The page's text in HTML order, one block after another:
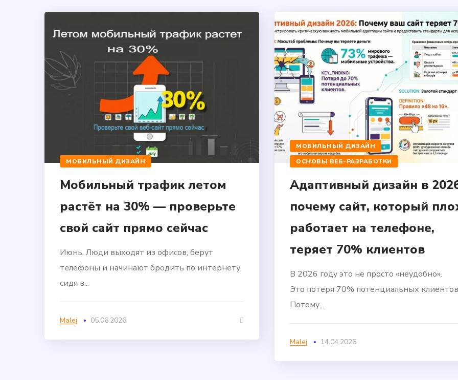
МОБИЛЬНЫЙ ДИЗАЙН
Мобильный трафик летом
растёт на 30% — проверьте
свой сайт прямо сейчас
Июнь. Люди выходят из офисов, берут
телефоны и начинают бродить по интернету,
сидя в...
Malej 05.06.2026
МОБИЛЬНЫЙ ДИЗАЙН
ОСНОВЫ ВЕБ-РАЗРАБОТКИ
Адаптивный дизайн в
почему сайт, который
работает на телефоне,
теряет 70% клиентов
В 2026 году это не просто «неудобно».
Это потеря 70% потенциальных
Потому...
Malej 14.04.2026